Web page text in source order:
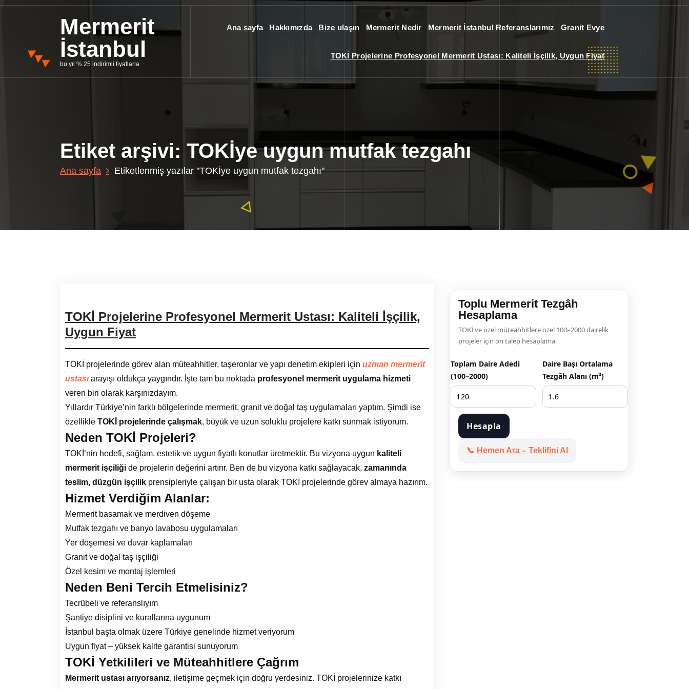
İ
e
Mermerit
İstanbul
bu yıl % 25 indirimli fiyatlarla
Ana sayfa Hakkımızda Bize ulaşın Mermerit Nedir Mermerit İstanbul Referanslarımız Granit Evye
TOKİ Projelerine Profesyonel Mermerit Ustası: Kaliteli İşçilik, Uygun Fiyat
Etiket arşivi: TOKİye uygun mutfak tezgahı
Ana sayfa Etiketlenmiş yazılar "TOKİye uygun mutfak tezgahı"
TOKİ Projelerine Profesyonel Mermerit Ustası: Kaliteli İşçilik,
Uygun Fiyat
TOKİ projelerinde görev alan müteahhitler, taşeronlar ve yapı denetim ekipleri için uzman mermerit
ustası arayışı oldukça yaygındır. İşte tam bu noktada profesyonel mermerit uygulama hizmeti
veren biri olarak karşınızdayım.
Yıllardır Türkiye’nin farklı bölgelerinde mermerit, granit ve doğal taş uygulamaları yaptım. Şimdi ise
özellikle TOKİ projelerinde çalışmak, büyük ve uzun soluklu projelere katkı sunmak istiyorum.
Neden TOKİ Projeleri?
TOKİ’nin hedefi, sağlam, estetik ve uygun fiyatlı konutlar üretmektir. Bu vizyona uygun kaliteli
mermerit işçiliği de projelerin değerini artırır. Ben de bu vizyona katkı sağlayacak, zamanında
teslim, düzgün işçilik prensipleriyle çalışan bir usta olarak TOKİ projelerinde görev almaya hazırım.
Hizmet Verdiğim Alanlar:
Mermerit basamak ve merdiven döşeme
Mutfak tezgahı ve banyo lavabosu uygulamaları
Yer döşemesi ve duvar kaplamaları
Granit ve doğal taş işçiliği
Özel kesim ve montaj işlemleri
Neden Beni Tercih Etmelisiniz?
Tecrübeli ve referanslıyım
Şantiye disiplini ve kurallarına uygunum
İstanbul başta olmak üzere Türkiye genelinde hizmet veriyorum
Uygun fiyat – yüksek kalite garantisi sunuyorum
TOKİ Yetkilileri ve Müteahhitlere Çağrım
Mermerit ustası arıyorsanız, iletişime geçmek için doğru yerdesiniz. TOKİ projelerinize katkı
Toplu Mermerit Tezgâh
Hesaplama
TOKİ ve özel müteahhitlere özel 100–2000 dairelik
projeler için ön talep hesaplama.
Toplam Daire Adedi
(100–2000)
Daire Başı Ortalama
Tezgâh Alanı (m²)
Hesapla
📞 Hemen Ara – Teklifini Al